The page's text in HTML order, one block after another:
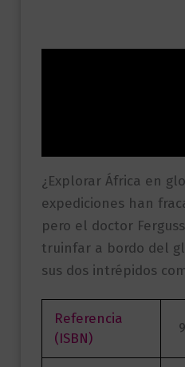
¿Explorar África en
expediciones han
pero el doctor
truinfar a bordo del
sus dos intrépidos
Referencia
(ISBN)